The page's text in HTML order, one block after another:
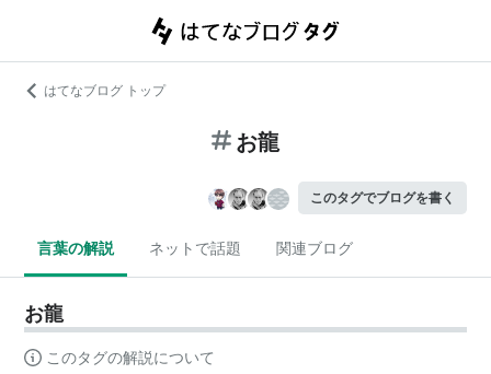
はてなブログ トップ
お龍
このタグでブログを書く
言葉の解説 ネットで話題 関連ブログ
お龍
このタグの解説について